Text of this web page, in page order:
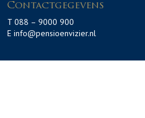
Contactgegevens
T 088 – 9000 900
E info@pensioenvizier.nl